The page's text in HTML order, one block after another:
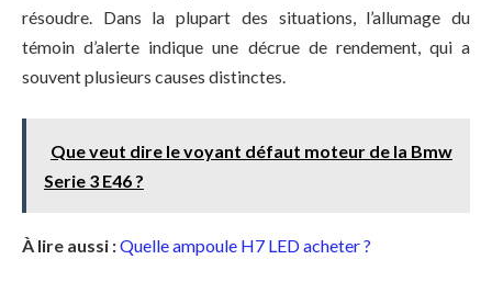
résoudre. Dans la plupart des situations, l’allumage du
témoin d’alerte indique une décrue de rendement, qui a
souvent plusieurs causes distinctes.
Que veut dire le voyant défaut moteur de la Bmw
Serie 3 E46 ?
À lire aussi :Quelle ampoule H7 LED acheter ?